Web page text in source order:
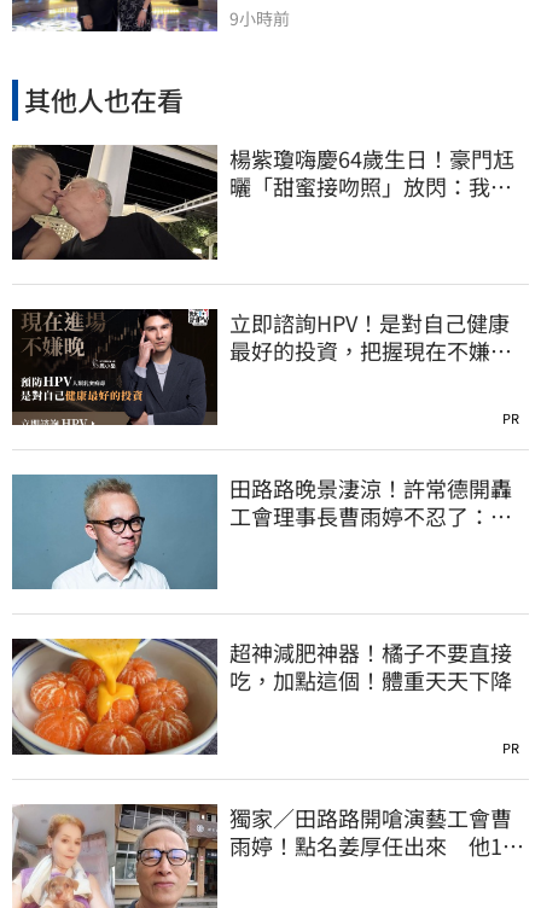
9小時前
其他人也在看
楊紫瓊嗨慶64歲生日！豪門尪
曬「甜蜜接吻照」放閃：我親
立即諮詢HPV！是對自己健康
最好的投資，把握現在不嫌
PR
田路路晚景淒涼！許常德開轟
工會理事長曹雨婷不忍了：別
超神減肥神器！橘子不要直接
吃，加點這個！體重天天下降
PR
獨家／田路路開嗆演藝工會曹
雨婷！點名姜厚任出來 他16